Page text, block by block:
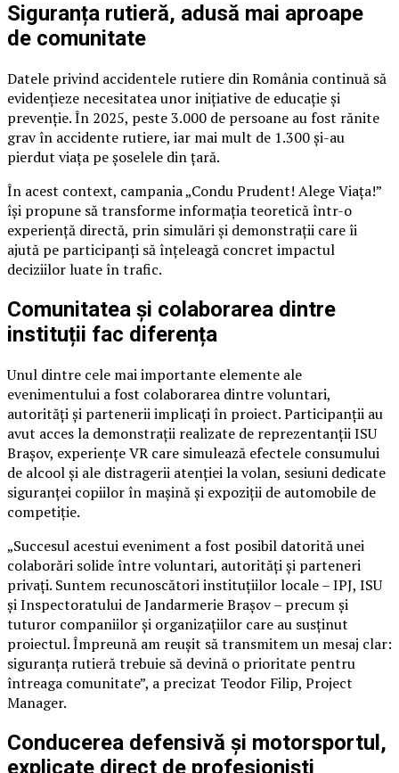
Siguranța rutieră, adusă mai aproape
de comunitate
Datele privind accidentele rutiere din România continuă să
evidențieze necesitatea unor inițiative de educație și
prevenție. În 2025, peste 3.000 de persoane au fost rănite
grav în accidente rutiere, iar mai mult de 1.300 și-au
pierdut viața pe șoselele din țară.
În acest context, campania „Condu Prudent! Alege Viața!”
își propune să transforme informația teoretică într-o
experiență directă, prin simulări și demonstrații care îi
ajută pe participanți să înțeleagă concret impactul
deciziilor luate în trafic.
Comunitatea și colaborarea dintre
instituții fac diferența
Unul dintre cele mai importante elemente ale
evenimentului a fost colaborarea dintre voluntari,
autorități și partenerii implicați în proiect. Participanții au
avut acces la demonstrații realizate de reprezentanții ISU
Brașov, experiențe VR care simulează efectele consumului
de alcool și ale distragerii atenției la volan, sesiuni dedicate
siguranței copiilor în mașină și expoziții de automobile de
competiție.
„Succesul acestui eveniment a fost posibil datorită unei
colaborări solide între voluntari, autorități și parteneri
privați. Suntem recunoscători instituțiilor locale – IPJ, ISU
și Inspectoratului de Jandarmerie Brașov – precum și
tuturor companiilor și organizațiilor care au susținut
proiectul. Împreună am reușit să transmitem un mesaj clar:
siguranța rutieră trebuie să devină o prioritate pentru
întreaga comunitate”, a precizat Teodor Filip, Project
Manager.
Conducerea defensivă și motorsportul,
explicate direct de profesioniști